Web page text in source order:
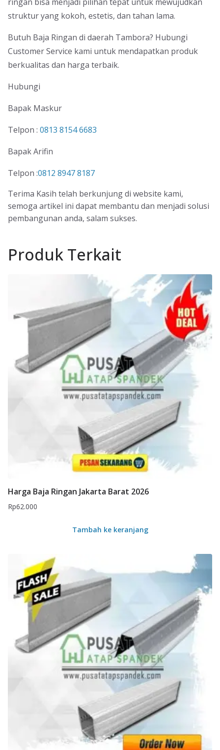
struktur yang kokoh, estetis, dan tahan lama.
Butuh Baja Ringan di daerah Tambora? Hubungi
Customer Service kami untuk mendapatkan produk
berkualitas dan harga terbaik.
Hubungi
Bapak Maskur
Telpon : 0813 8154 6683
Bapak Arifin
Telpon :0812 8947 8187
Terima Kasih telah berkunjung di website kami,
semoga artikel ini dapat membantu dan menjadi solusi
pembangunan anda, salam sukses.
Produk Terkait
Harga Baja Ringan Jakarta Barat 2026
Rp62.000
Tambah ke keranjang